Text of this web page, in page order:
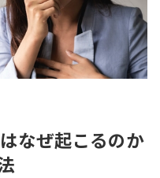
なぜ起こるのか